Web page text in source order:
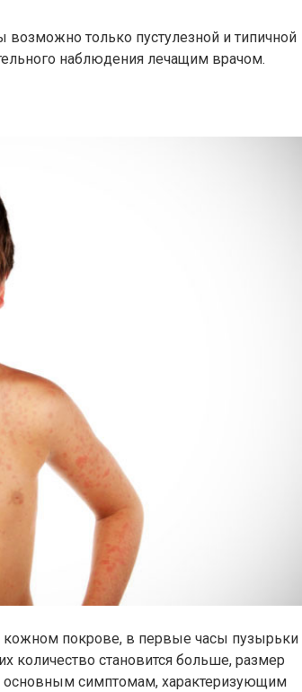
только пустулезной и типичной
наблюдения лечащим врачом.
кожном покрове, в первые часы пузырьки
количество становится больше, размер
основным симптомам, характеризующим